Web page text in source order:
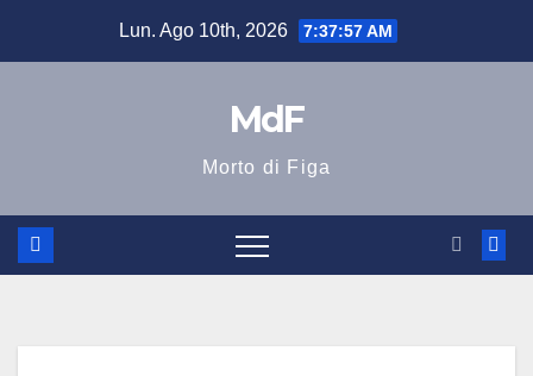
Lun. Ago 10th, 2026 7:37:58 AM
MdF
Morto di Figa